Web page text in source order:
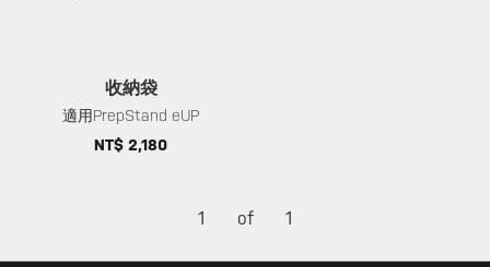
收納袋
適用PrepStand eUP
NT$ 2,180
1 of 1